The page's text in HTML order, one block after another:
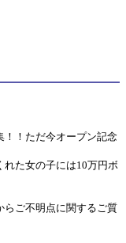
！！ただ今オープン記念
れた女の子には10万円ボ
ご不明点に関するご質